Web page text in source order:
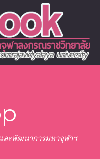
ละพัฒนาการมหาจุฬาฯ